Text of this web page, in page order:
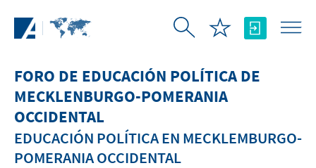
FORO DE EDUCACIÓN POLÍTICA DE
MECKLENBURGO-POMERANIA
OCCIDENTAL
EDUCACIÓN POLÍTICA EN MECKLEMBURGO-
POMERANIA OCCIDENTAL